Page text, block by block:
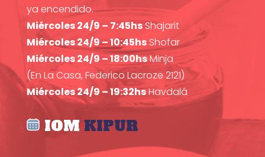
ya encendido.
Miércoles 24/9 – 7:45hsShajarit
Miércoles 24/9 – 10:45hsShofar
Miércoles 24/9 – 18:00hsMinja
(En La Casa, Federico Lacroze 2121)
Miércoles 24/9 – 19:32hsHavdalá
IOM KIPUR